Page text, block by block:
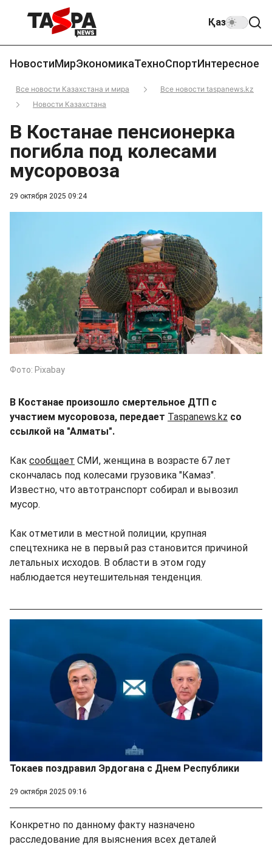
Қаз
НовостиМирЭкономикаТехноСпортИнтересное
Все новости Казахстана и мира
Все новости taspanews.kz
Новости Казахстана
29 октября 2025 09:24
В Костанае пенсионерка
погибла под колесами
мусоровоза
Фото: Pixabay
В Костанае произошло смертельное ДТП с
участием мусоровоза, передает Taspanews.kz со
ссылкой на "Алматы".
Как сообщает СМИ, женщина в возрасте 67 лет
скончалась под колесами грузовика "Камаз".
Известно, что автотранспорт собирал и вывозил
мусор.
Как отметили в местной полиции, крупная
спецтехника не в первый раз становится причиной
летальных исходов. В области в этом году
наблюдается неутешительная тенденция.
Токаев поздравил Эрдогана с Днем Республики
29 октября 2025 09:16
Конкретно по данному факту назначено
расследование для выяснения всех деталей